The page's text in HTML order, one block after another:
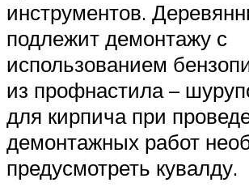
инструментов.
подлежит демонтажу с
использованием
из профнастила –
для кирпича при
демонтажных работ
предусмотреть кувалду.